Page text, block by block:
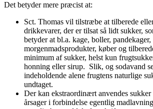
Det betyder mere præcist at:
Sct. Thomas vil tilstræbe at tilberede
drikkevarer, der er tilsat så lidt sukker,
betyder at bl.a. kage, boller, pandekager,
morgenmadsprodukter, køber og
minimum af sukker, helst kun
honning eller sirup. Slik, og sodavand
indeholdende alene frugtens naturlige
undtaget.
Der kan ekstraordinært anvendes
årsager i forbindelse egentlig